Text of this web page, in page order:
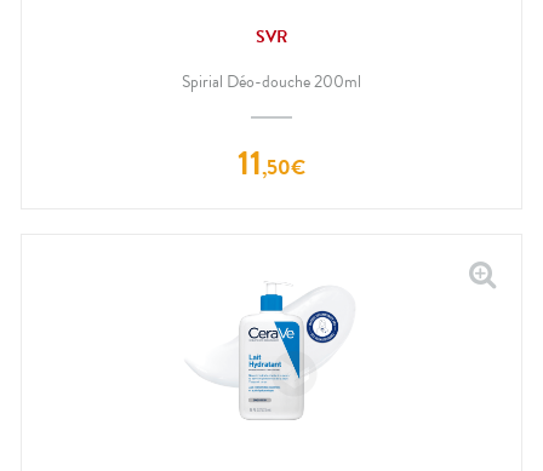
SVR
Spirial Déo-douche 200ml
11,50€